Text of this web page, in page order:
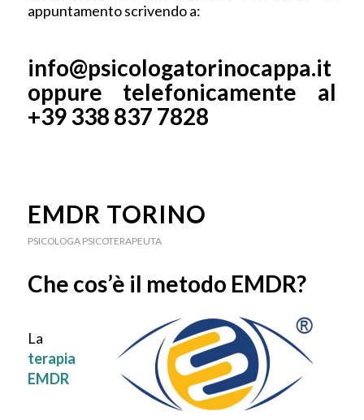
appuntamento scrivendo a:
info@psicologatorinocappa.it
oppure telefonicamente al
+39 338 837 7828
EMDR TORINO
PSICOLOGA PSICOTERAPEUTA
Che cos’è il metodo EMDR?
La
terapia
EMDR